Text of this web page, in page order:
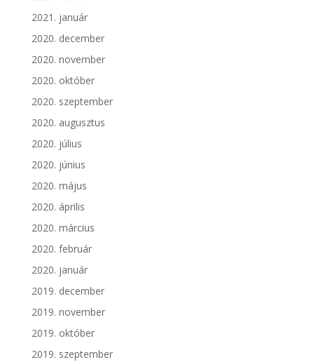
2021. január
2020. december
2020. november
2020. október
2020. szeptember
2020. augusztus
2020. július
2020. június
2020. május
2020. április
2020. március
2020. február
2020. január
2019. december
2019. november
2019. október
2019. szeptember